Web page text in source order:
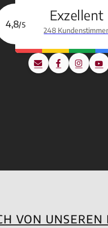
4,8/5
Exzellent
248
VON UNSEREN